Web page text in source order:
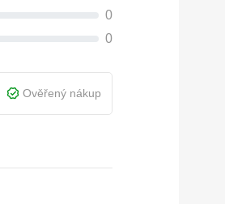
0
0
Ověřený nákup